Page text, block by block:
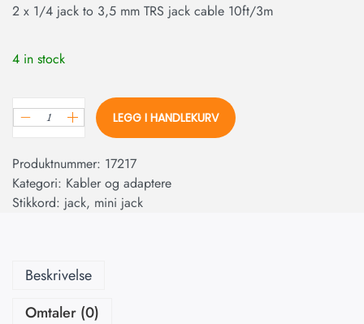
2 x 1/4 jack to 3,5 mm TRS jack cable 10ft/3m
4 in stock
LEGG I HANDLEKURV
Produktnummer: 17217
Kategori: Kabler og adaptere
Stikkord: jack, mini jack
Beskrivelse
Omtaler (0)